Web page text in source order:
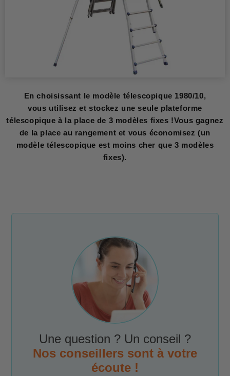
En choisissant le modèle télescopique 1980/10,
vous utilisez et stockez une seule plateforme
télescopique à la place de 3 modèles fixes !Vous gagnez
de la place au rangement et vous économisez (un
modèle télescopique est moins cher que 3 modèles
fixes).
Une question ? Un conseil ?
Nos conseillers sont à votre
écoute !